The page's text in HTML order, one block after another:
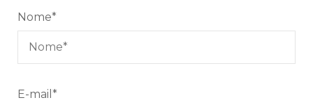
Nome*
E-mail *